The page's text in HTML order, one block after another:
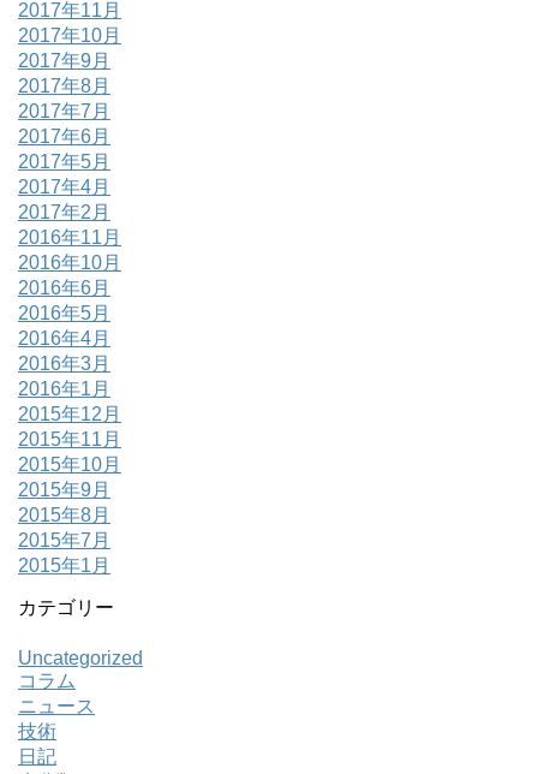
2017年11月
2017年10月
2017年9月
2017年8月
2017年7月
2017年6月
2017年5月
2017年4月
2017年2月
2016年11月
2016年10月
2016年6月
2016年5月
2016年4月
2016年3月
2016年1月
2015年12月
2015年11月
2015年10月
2015年9月
2015年8月
2015年7月
2015年1月
カテゴリー
Uncategorized
コラム
ニュース
技術
日記